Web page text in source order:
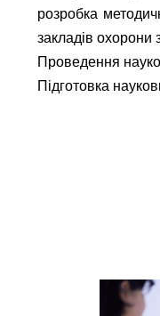
розробка
закладів
Проведення
Підготовка